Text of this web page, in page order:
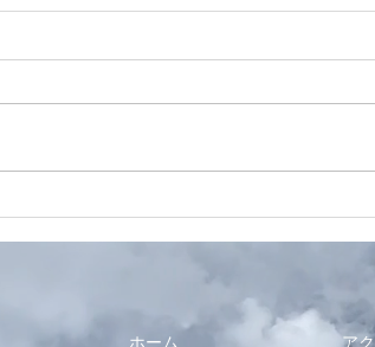
ハー
ホーム
ア